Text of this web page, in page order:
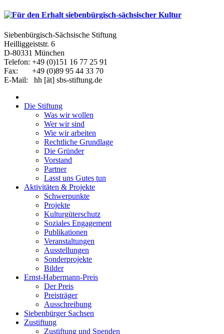
Siebenbürgisch-Sächsische Stiftung
Heilliggeiststr. 6
D-80331 München
Telefon: +49 (0)151 16 77 25 91
Fax: +49 (0)89 95 44 33 70
E-Mail: hh [ät] sbs-stiftung.de
Die Stiftung
Was wir wollen
Wer wir sind
Wie wir arbeiten
Rechtliche Grundlage
Die Gründer
Vorstand
Partner
Lasst uns Gutes tun
Aktivitäten & Projekte
Schwerpunkte
Projekte
Kulturgüterschutz
Soziales Engagement
Publikationen
Veranstaltungen
Ausstellungen
Sonderprojekte
Bilder
Ernst-Habermann-Preis
Der Preis
Preisträger
Ausschreibung
Siebenbürger Sachsen
Zustiftung
Zustiftung und Spenden